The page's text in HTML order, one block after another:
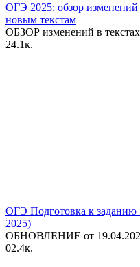
ОГЭ 2025: обзор
новым текстам
ОБЗОР изменений в
24.1к.
ОГЭ Подготовка к
2025)
ОБНОВЛЕНИЕ от
02.4к.